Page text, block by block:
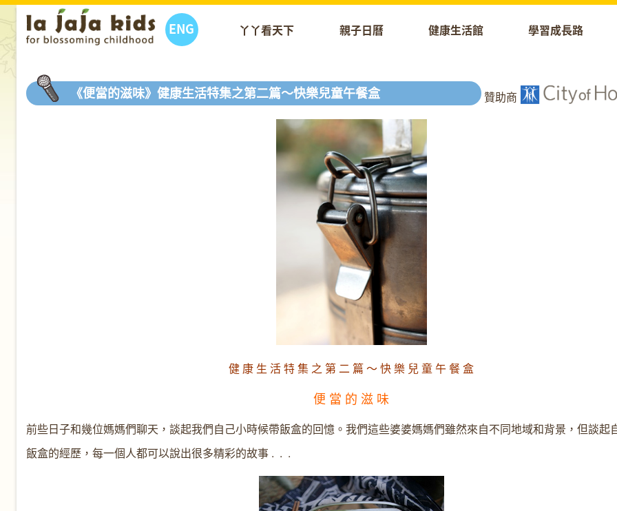
ENG 丫丫看天下 親子日曆 健康生活館 學習成長路
《便當的滋味》健康生活特集之第二篇～快樂兒童午餐盒 贊助商
健 康 生 活 特 集 之 第 二 篇 ～ 快 樂 兒 童 午 餐 盒
便 當 的 滋 味
前些日子和幾位媽媽們聊天，談起我們自己小時候帶飯盒的回憶。我們這些婆婆媽媽們雖然來自不同地域和背景，但談起
飯盒的經歷，每一個人都可以說出很多精彩的故事 . . .